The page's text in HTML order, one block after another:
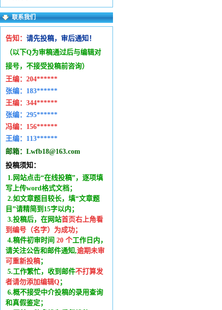
联系我们
告知： 请先投稿，审后通知！
（以下Q为审稿通过后与编辑对
接号，不接受投稿前咨询）
王编： 204******
张编：183******
王编： 344******
张编：295******
冯编： 156******
王编： 113******
邮箱： Lwfb18@163.com
投稿须知：
1.网站点击“在线投稿”，逐项填
写上传word格式文档；
2.如文章题目较长，填“文章题
目”请精简到15字以内；
3.投稿后，在网站首页右上角看
到编号（名字）为成功；
4.稿件初审时间 20 个工作日内 ，
请关注公告和邮件通知,逾期未审
可重新投稿；
5.工作繁忙，收到邮件不打算发
者请勿添加编辑Q；
6.概不接受中介投稿的录用查询
和真假鉴定；